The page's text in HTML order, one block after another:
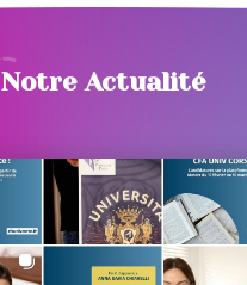
Notre Actualité